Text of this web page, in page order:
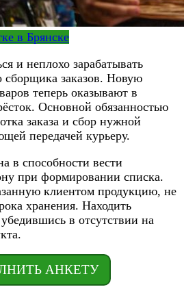
в Брянске
и неплохо зарабатывать
сборщика заказов. Новую
теперь оказывают в
Основной обязанностью
заказа и сбор нужной
передачей курьеру.
в способности вести
при формировании списка.
клиентом продукцию, не
хранения. Находить
в отсутствии на
АНКЕТУ